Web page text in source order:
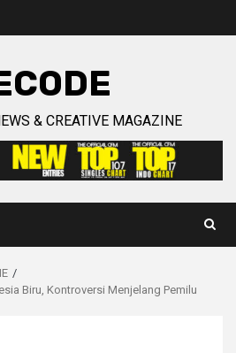
& CREATIVE MAGAZINE
Biru, Kontroversi Menjelang Pemilu